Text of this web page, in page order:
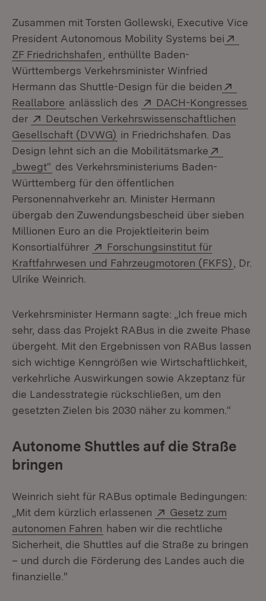
Zusammen mit Torsten Gollewski, Executive Vice
President Autonomous Mobility Systems bei
ZF Friedrichshafen (Öffnet in neuem Fenster)
, enthüllte Baden-
Württembergs Verkehrsminister Winfried
Hermann das Shuttle-Design für die beiden
Reallabore (Öffnet in neuem Fenster)
anlässlich des Extern:
DACH-Kongresses
der
Extern:
Deutschen Verkehrswissenschaftlichen
Gesellschaft (DVWG) (Öffnet in neuem Fenster)
in Friedrichshafen. Das
Design lehnt sich an die Mobilitätsmarke
„bwegt“ (Öffnet in neuem Fenster)
des Verkehrsministeriums Baden-
Württemberg für den öffentlichen
Personennahverkehr an. Minister Hermann
übergab den Zuwendungsbescheid über sieben
Millionen Euro an die Projektleiterin beim
Konsortialführer
Extern:
Forschungsinstitut für
Kraftfahrwesen und Fahrzeugmotoren (FKFS)
, Dr.
Ulrike Weinrich.
Verkehrsminister Hermann sagte: „Ich freue mich
sehr, dass das Projekt RABus in die zweite Phase
übergeht. Mit den Ergebnissen von RABus lassen
sich wichtige Kenngrößen wie Wirtschaftlichkeit,
verkehrliche Auswirkungen sowie Akzeptanz für
die Landesstrategie rückschließen, um den
gesetzten Zielen bis 2030 näher zu kommen.“
Autonome Shuttles auf die Straße
bringen
Weinrich sieht für RABus optimale Bedingungen:
„Mit dem kürzlich erlassenen
Extern:
Gesetz zum
autonomen Fahren (Öffnet in neuem Fenster)
haben wir die rechtliche
Sicherheit, die Shuttles auf die Straße zu bringen
– und durch die Förderung des Landes auch die
finanzielle."